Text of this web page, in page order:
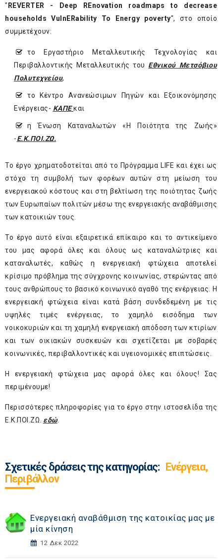
" REVERTER - Deep REnovation roadmaps to decrease
households VulnERability To Energy poverty", στο οποίο
συμμετέχουν:
το Εργαστήριο Μεταλλευτικής Τεχνολογίας και
Περιβαλλοντικής Μεταλλευτικής του Εθνικού Μετσόβιου
Πολυτεχνείου,
το Κέντρο Ανανεώσιμων Πηγών και Εξοικονόμησης
Ενέργειας- ΚΑΠΕ και
η Ένωση Καταναλωτών «Η Ποιότητα της Ζωής»
-Ε.Κ.ΠΟΙ.ΖΩ.
Το έργο χρηματοδοτείται από το Πρόγραμμα LIFE και έχει ως
στόχο τη συμβολή των φορέων αυτών στη μείωση του
ενεργειακού κόστους και στη βελτίωση της ποιότητας ζωής
των Ευρωπαίων πολιτών μέσω της ενεργειακής αναβάθμισης
των κατοικιών τους.
Το έργο αυτό είναι εξαιρετικά επίκαιρο και το αντικείμενο
του μας αφορά όλες και όλους ως καταναλώτριες και
καταναλωτές, καθώς η ενεργειακή φτώχεια αποτελεί
κρίσιμο πρόβλημα της σύγχρονης κοινωνίας, στερώντας από
τους ανθρώπους το βασικό κοινωνικό αγαθό της ενέργειας. Η
ενεργειακή φτώχεια είναι κατά βάση συνδεδεμένη με τις
υψηλές τιμές ενέργειας, το χαμηλό εισόδημα των
νοικοκυριών και τη χαμηλή ενεργειακή απόδοση των κτιρίων
και των οικιακών συσκευών και σχετίζεται με σοβαρές
κοινωνικές, περιβαλλοντικές και υγειονομικές επιπτώσεις.
Η ενεργειακή φτώχεια μας αφορά όλες και όλους! Σας
περιμένουμε!
Περισσότερες πληροφορίες για το έργο στην ιστοσελίδα της
Ε.Κ.ΠΟΙ.ΖΩ. εδώ.
Σχετικές δράσεις της κατηγορίας: Ενέργεια,
Περιβάλλον
Ενεργειακή αναβάθμιση της κατοικίας μας με
μία κίνηση
12 Δεκ 2022